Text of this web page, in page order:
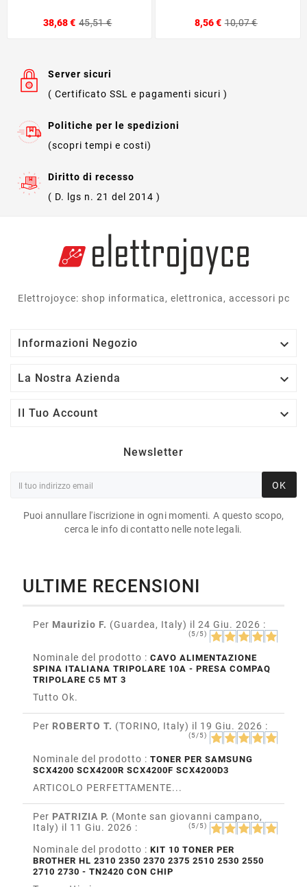
38,68 € 45,51 € 8,56 € 10,07 €
Server sicuri
( Certificato SSL e pagamenti sicuri )
Politiche per le spedizioni
(scopri tempi e costi)
Diritto di recesso
( D. lgs n. 21 del 2014 )
Elettrojoyce: shop informatica, elettronica, accessori pc
Informazioni Negozio 
La Nostra Azienda 
Il Tuo Account 
Newsletter
OK
Puoi annullare l'iscrizione in ogni momenti. A questo scopo,
cerca le info di contatto nelle note legali.
ULTIME RECENSIONI
Per Maurizio F. (Guardea, Italy) il 24 Giu. 2026 :
(5/5)
Nominale del prodotto : CAVO ALIMENTAZIONE
SPINA ITALIANA TRIPOLARE 10A - PRESA COMPAQ
TRIPOLARE C5 MT 3
Tutto Ok.
Per ROBERTO T. (TORINO, Italy) il 19 Giu. 2026 :
(5/5)
Nominale del prodotto : TONER PER SAMSUNG
SCX4200 SCX4200R SCX4200F SCX4200D3
ARTICOLO PERFETTAMENTE...
Per PATRIZIA P. (Monte san giovanni campano,
Italy) il 11 Giu. 2026 : (5/5)
Nominale del prodotto : KIT 10 TONER PER
BROTHER HL 2310 2350 2370 2375 2510 2530 2550
2710 2730 - TN2420 CON CHIP